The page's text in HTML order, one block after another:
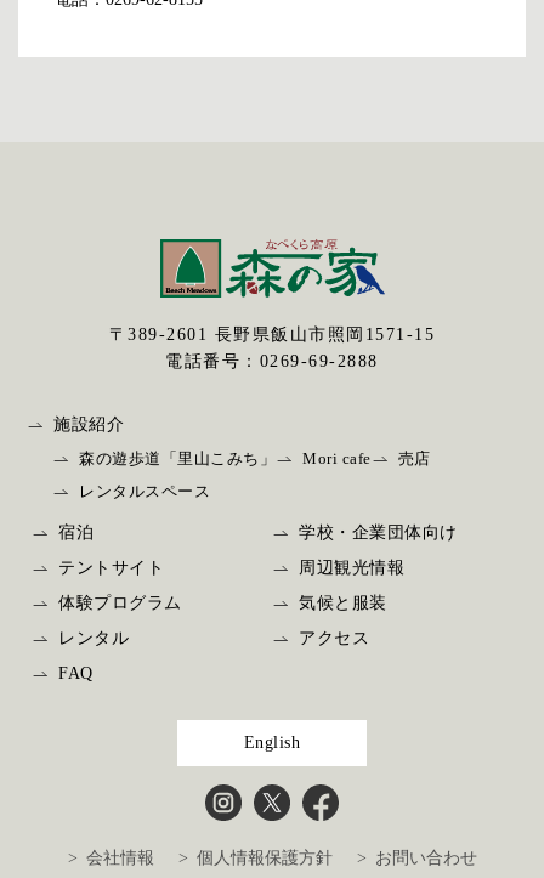
〒389-2601 ⻑野県飯⼭市照岡1571-15
電話番号： 0269-69-2888
施設紹介
森の遊歩道「里山こみち」
Mori cafe
売店
レンタルスペース
宿泊
テントサイト
体験プログラム
レンタル
FAQ
学校・企業団体向け
周辺観光情報
気候と服装
アクセス
English
> 会社情報 > 個人情報保護方針 > お問い合わせ